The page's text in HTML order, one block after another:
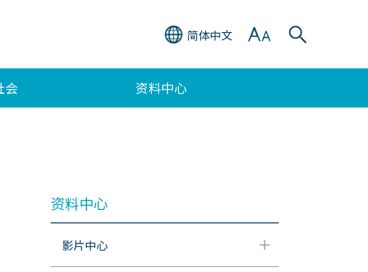
简体中文
会 资料中心
资料中心
影片中心